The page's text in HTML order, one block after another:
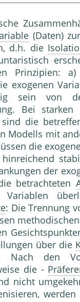
(Daten)
d.h. die
Prinzipien:
exogenen
sein von
Bei starken
die
Modells mit
die
der
betrachteten
Variablen
: Die Trennung
über die
Nach den
die -
nicht